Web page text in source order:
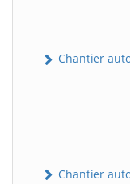
Chantier
Chantier